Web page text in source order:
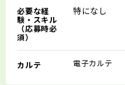
必要な経
験・スキル
（応募時必
須）
特になし
カルテ 電子カルテ